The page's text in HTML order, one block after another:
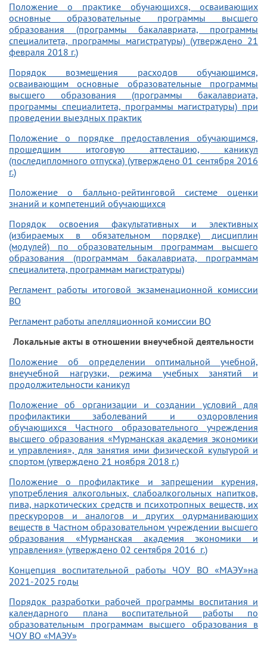
Положение о практике обучающихся, осваивающих
основные образовательные программы высшего
образования (программы бакалавриата, программы
специалитета, программы магистратуры) (утверждено 21
февраля 2018 г.)
Порядок возмещения расходов обучающимся,
осваивающим основные образовательные программы
высшего образования (программы бакалавриата,
программы специалитета, программы магистратуры) при
проведении выездных практик
Положение о порядке предоставления обучающимся,
прошедшим итоговую аттестацию, каникул
(последипломного отпуска) (утверждено 01 сентября 2016
г.)
Положение о балльно-рейтинговой системе оценки
знаний и компетенций обучающихся
Порядок освоения факультативных и элективных
(избираемых в обязательном порядке) дисциплин
(модулей) по образовательным программам высшего
образования (программам бакалавриата, программам
специалитета, программам магистратуры)
Регламент работы итоговой экзаменационной комиссии
ВО
Регламент работы апелляционной комиссии ВО
Локальные акты в отношении внеучебной деятельности
Положение об определении оптимальной учебной,
внеучебной нагрузки, режима учебных занятий и
продолжительности каникул
Положение об организации и создании условий для
профилактики заболеваний и оздоровления
обучающихся Частного образовательного учреждения
высшего образования «Мурманская академия экономики
и управления», для занятия ими физической культурой и
спортом (утверждено 21 ноября 2018 г.)
Положение о профилактике и запрещении курения,
употребления алкогольных, слабоалкогольных напитков,
пива, наркотических средств и психотропных веществ, их
прескуроров и аналогов и других одурманивающих
веществ в Частном образовательном учреждении высшего
образования «Мурманская академия экономики и
управления» (утверждено 02 сентября 2016 г.)
Концепция воспитательной работы ЧОУ ВО «МАЭУ»на
2021-2025 годы
Порядок разработки рабочей программы воспитания и
календарного плана воспитательной работы по
образовательным программам высшего образования в
ЧОУ ВО «МАЭУ»